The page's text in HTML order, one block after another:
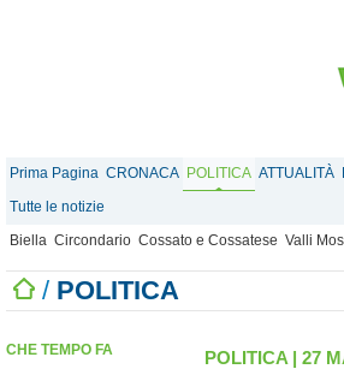
Prima Pagina CRONACA POLITICA ATTUALITÀ
Tutte le notizie
Biella Circondario Cossato e Cossatese Valli
/ POLITICA
CHE TEMPO FA POLITICA | 27